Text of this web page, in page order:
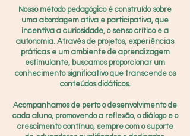
Nosso método pedagógico é construído sobre
uma abordagem ativa e participativa, que
incentiva a curiosidade, o senso crítico e a
autonomia. Através de projetos, experiências
práticas e um ambiente de aprendizagem
estimulante, buscamos proporcionar um
conhecimento significativo que transcende os
conteúdos didáticos.
Acompanhamos de perto o desenvolvimento de
cada aluno, promovendo a reflexão, o diálogo e o
crescimento contínuo, sempre com o suporte